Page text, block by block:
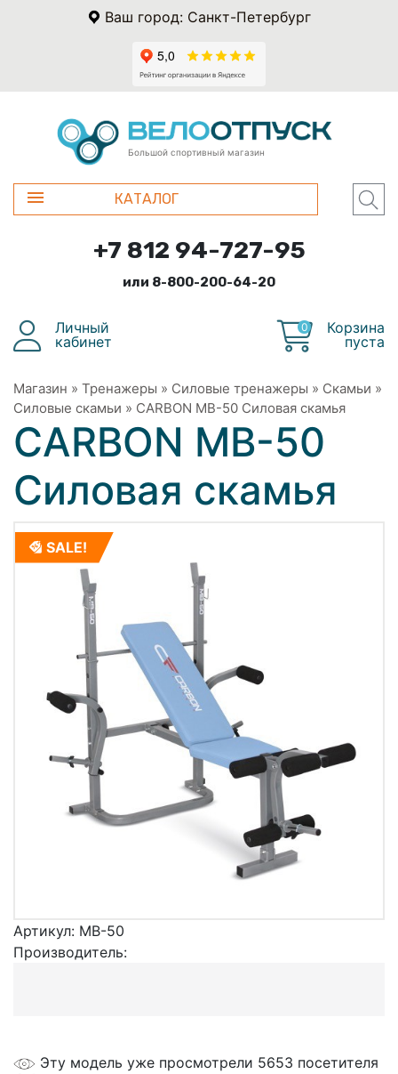
Ваш город: Санкт-Петербург
Большой спортивный магазин
КАТАЛОГ
+7 812 94-727-95
или 8-800-200-64-20
Личный
кабинет
0
Корзина
пуста
Магазин » Тренажеры » Силовые тренажеры » Скамьи »
Силовые скамьи » CARBON MB-50 Силовая скамья
CARBON MB-50
Силовая скамья
SALE!
Артикул: MB-50
Производитель:
Эту модель уже просмотрели 5653 посетителя